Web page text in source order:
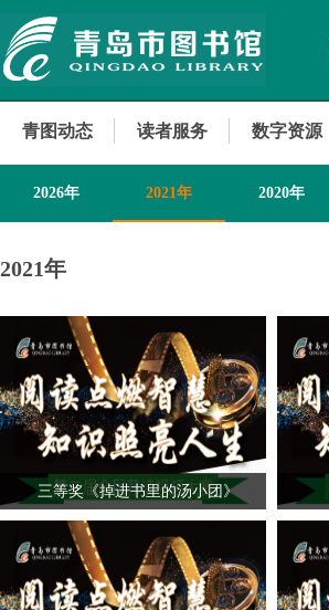
青图动态 读者服务 数字资源
2026年 2021年 2020年
2021年
三等奖《掉进书里的汤小团》